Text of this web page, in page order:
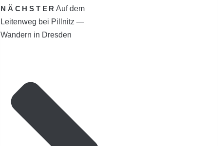
NÄCHSTER Auf dem
Leitenweg bei Pillnitz —
Wandern in Dresden